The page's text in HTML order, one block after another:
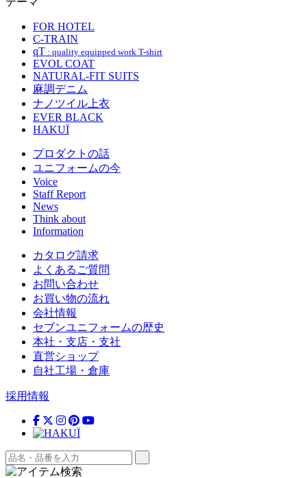
FOR HOTEL
C-TRAIN
qT : quality equipped work T-shirt
EVOL COAT
NATURAL-FIT SUITS
麻調デニム
ナノツイル上衣
EVER BLACK
HAKUÏ
プロダクトの話
ユニフォームの今
Voice
Staff Report
News
Think about
Information
カタログ請求
よくあるご質問
お問い合わせ
お買い物の流れ
会社情報
セブンユニフォームの歴史
本社・支店・支社
直営ショップ
自社工場・倉庫
採用情報